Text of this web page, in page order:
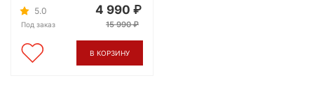
5.0
Под заказ
4 990
15 990
В КОРЗИНУ